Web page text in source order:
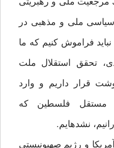
ملى و مذهبى در
فراموش كنيم كه ما
تحقق استقلال ملت
قرار داريم و وارد
مستقل فلسطين كه
نشده‏ايم.
و رژيم صهيونيستى